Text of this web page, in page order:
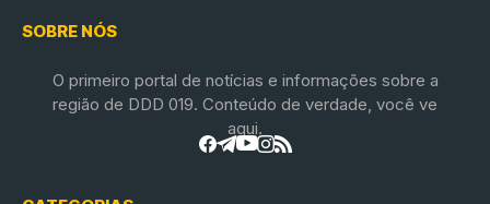
SOBRE NÓS
O primeiro portal de notícias e informações sobre a
região de DDD 019. Conteúdo de verdade, você ve
aqui.